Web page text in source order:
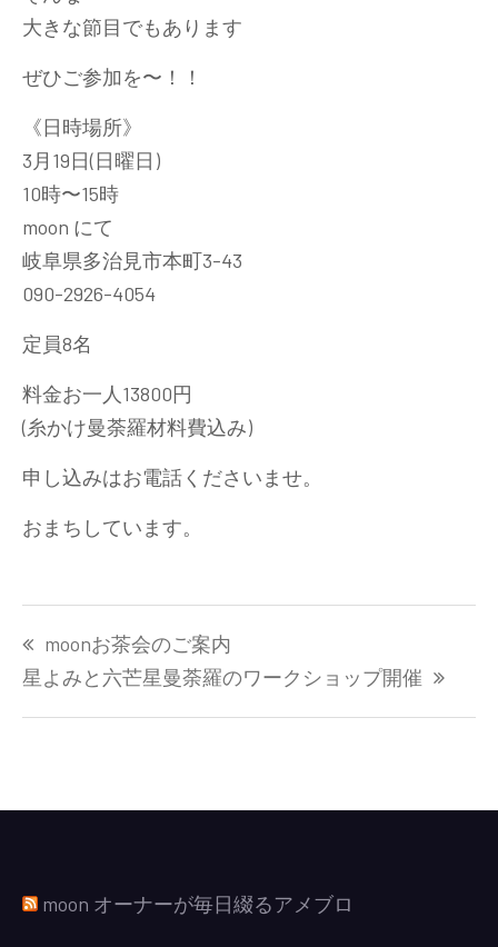
大きな節目でもあります
ぜひご参加を〜！！
《日時場所》
3月19日(日曜日)
10時〜15時
moon にて
岐阜県多治見市本町3-43
090-2926-4054
定員8名
料金お一人13800円
(糸かけ曼荼羅材料費込み)
申し込みはお電話くださいませ。
おまちしています。
稿
ナ
moonお茶会のご案内
星よみと六芒星曼荼羅のワークショップ開催
moon オーナーが毎日綴るアメブロ